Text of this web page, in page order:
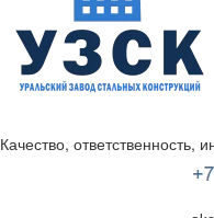
УЗСК
Качество, ответственность,